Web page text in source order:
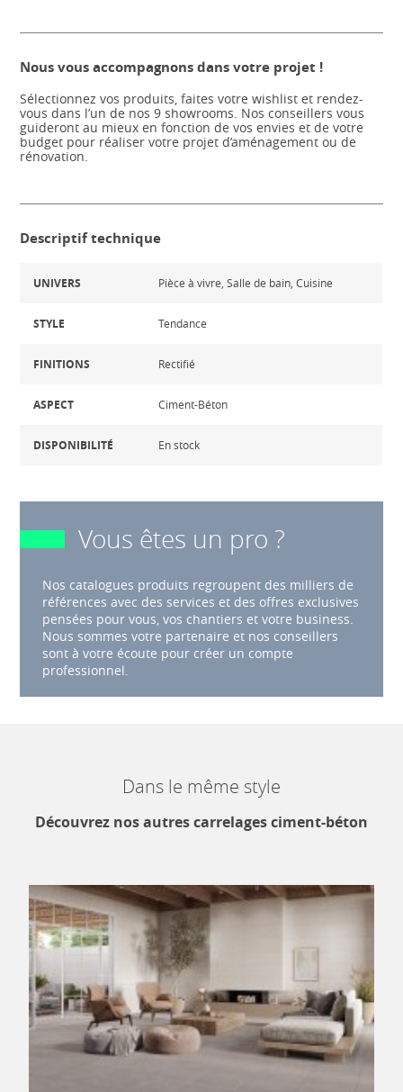
Nous vous accompagnons dans votre projet !
Sélectionnez vos produits, faites votre wishlist et rendez-
vous dans l’un de nos 9 showrooms. Nos conseillers vous
guideront au mieux en fonction de vos envies et de votre
budget pour réaliser votre projet d’aménagement ou de
rénovation.
Descriptif technique
UNIVERS Pièce à vivre, Salle de bain, Cuisine
STYLE Tendance
FINITIONS Rectifié
ASPECT Ciment-Béton
DISPONIBILITÉ En stock
Vous êtes un pro ?
Nos catalogues produits regroupent des milliers de
références avec des services et des offres exclusives
pensées pour vous, vos chantiers et votre business.
Nous sommes votre partenaire et nos conseillers
sont à votre écoute pour créer un compte
professionnel.
Dans le même style
Découvrez nos autres carrelages ciment-béton